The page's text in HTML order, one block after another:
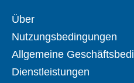
Über
Nutzungsbedingungen
Allgemeine
Dienstleistungen